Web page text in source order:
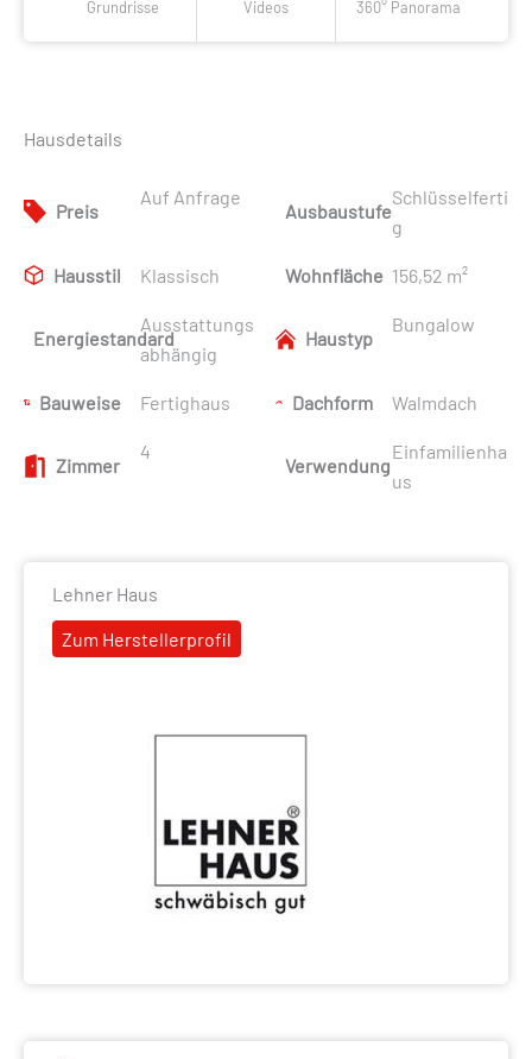
Grundrisse Videos 360° Panorama
Hausdetails
Preis
Auf Anfrage
Ausbaustufe
Schlüsselferti
g
Hausstil Klassisch Wohnfläche 156,52 m²
Energiestandard
Ausstattungs
abhängig
Haustyp
Bungalow
Bauweise Fertighaus Dachform Walmdach
Zimmer
4
Verwendung
Einfamilienha
us
Lehner Haus
Zum Herstellerprofil